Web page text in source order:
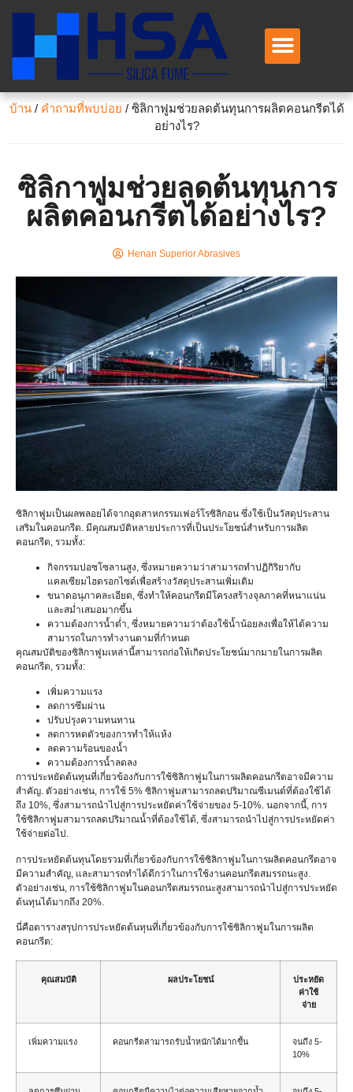
บ้าน/ คำถามที่พบบ่อย / ซิลิกาฟูมช่วยลดต้นทุนการผลิตคอนกรีตได้
อย่างไร?
ซิลิกาฟูมช่วยลดต้นทุนการ
ผลิตคอนกรีตได้อย่างไร?
Henan Superior Abrasives
ซิลิกาฟูมเป็นผลพลอยได้จากอุตสาหกรรมเฟอร์โรซิลิกอน ซึ่งใช้เป็นวัสดุประสาน
เสริมในคอนกรีต. มีคุณสมบัติหลายประการที่เป็นประโยชน์สำหรับการผลิต
คอนกรีต, รวมทั้ง:
กิจกรรมปอซโซลานสูง, ซึ่งหมายความว่าสามารถทำปฏิกิริยากับ
แคลเซียมไฮดรอกไซด์เพื่อสร้างวัสดุประสานเพิ่มเติม
ขนาดอนุภาคละเอียด, ซึ่งทำให้คอนกรีตมีโครงสร้างจุลภาคที่หนาแน่น
และสม่ำเสมอมากขึ้น
ความต้องการน้ำต่ำ, ซึ่งหมายความว่าต้องใช้น้ำน้อยลงเพื่อให้ได้ความ
สามารถในการทำงานตามที่กำหนด
คุณสมบัติของซิลิกาฟูมเหล่านี้สามารถก่อให้เกิดประโยชน์มากมายในการผลิต
คอนกรีต, รวมทั้ง:
เพิ่มความแรง
ลดการซึมผ่าน
ปรับปรุงความทนทาน
ลดการหดตัวของการทำให้แห้ง
ลดความร้อนของน้ำ
ความต้องการน้ำลดลง
การประหยัดต้นทุนที่เกี่ยวข้องกับการใช้ซิลิกาฟูมในการผลิตคอนกรีตอาจมีความ
สำคัญ. ตัวอย่างเช่น, การใช้ 5% ซิลิกาฟูมสามารถลดปริมาณซีเมนต์ที่ต้องใช้ได้
ถึง 10%, ซึ่งสามารถนำไปสู่การประหยัดค่าใช้จ่ายของ 5-10%. นอกจากนี้, การ
ใช้ซิลิกาฟูมสามารถลดปริมาณน้ำที่ต้องใช้ได้, ซึ่งสามารถนำไปสู่การประหยัดค่า
ใช้จ่ายต่อไป.
การประหยัดต้นทุนโดยรวมที่เกี่ยวข้องกับการใช้ซิลิกาฟูมในการผลิตคอนกรีตอาจ
มีความสำคัญ, และสามารถทำได้ดีกว่าในการใช้งานคอนกรีตสมรรถนะสูง.
ตัวอย่างเช่น, การใช้ซิลิกาฟูมในคอนกรีตสมรรถนะสูงสามารถนำไปสู่การประหยัด
ต้นทุนได้มากถึง 20%.
นี่คือตารางสรุปการประหยัดต้นทุนที่เกี่ยวข้องกับการใช้ซิลิกาฟูมในการผลิต
คอนกรีต:
คุณสมบัติ ผลประโยชน์
ประหยัด
ค่าใช้
จ่าย
เพิ่มความแรง คอนกรีตสามารถรับน้ำหนักได้มากขึ้น
จนถึง 5-
10%